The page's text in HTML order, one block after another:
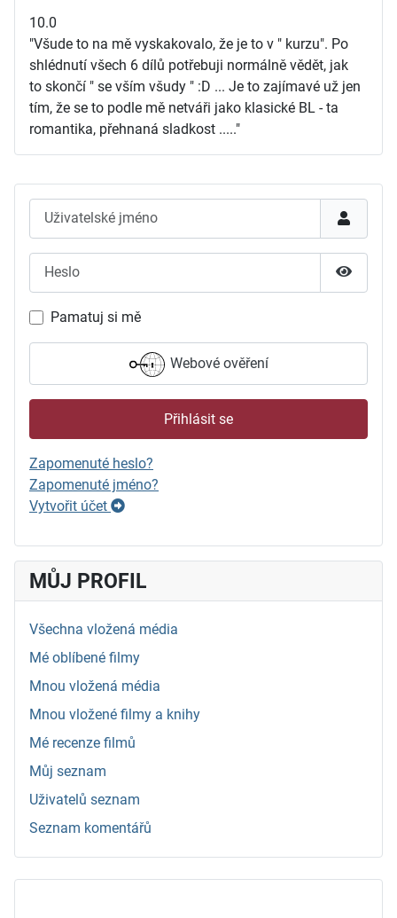
Pamatuj si mě
Webové ověření
Přihlásit se
Zapomenuté heslo?
Zapomenuté jméno?
Vytvořit účet
MŮJ PROFIL
Všechna vložená média
Mé oblíbené filmy
Mnou vložená média
Mnou vložené filmy a knihy
Mé recenze filmů
Můj seznam
Uživatelů seznam
Seznam komentářů
10.0
"Všude to na mě vyskakovalo, že je to v " kurzu". Po
shlédnutí všech 6 dílů potřebuji normálně vědět, jak
to skončí " se vším všudy " :D ... Je to zajímavé už jen
tím, že se to podle mě netváři jako klasické BL - ta
romantika, přehnaná sladkost ....."